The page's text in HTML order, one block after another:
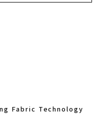
Fabric Technology